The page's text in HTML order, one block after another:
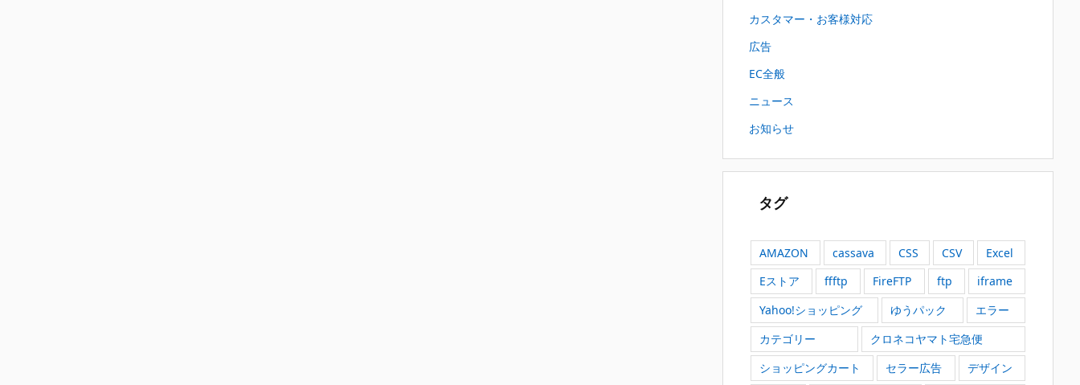
カスタマー・お客様対応
広告
EC全般
ニュース
お知らせ
タグ
AMAZON cassava CSS CSV
Excel
Eストア
ffftp FireFTP ftp
iframe
Yahoo!ショッピング
ゆうパック
エラー
カテゴリー
クロネコヤマト宅急便
ショッピングカート
セラー広告
デザイン